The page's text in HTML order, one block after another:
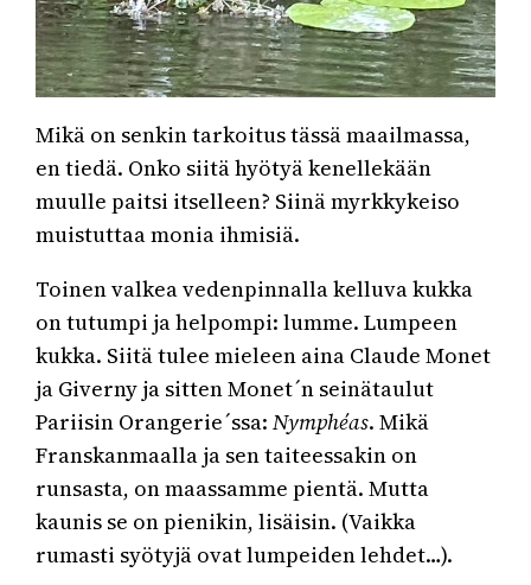
Mikä on senkin tarkoitus tässä maailmassa,
en tiedä. Onko siitä hyötyä kenellekään
muulle paitsi itselleen? Siinä myrkkykeiso
muistuttaa monia ihmisiä.
Toinen valkea vedenpinnalla kelluva kukka
on tutumpi ja helpompi: lumme. Lumpeen
kukka. Siitä tulee mieleen aina Claude Monet
ja Giverny ja sitten Monet´n seinätaulut
Pariisin Orangerie´ssa:Nymphéas. Mikä
Franskanmaalla ja sen taiteessakin on
runsasta, on maassamme pientä. Mutta
kaunis se on pienikin, lisäisin. (Vaikka
rumasti syötyjä ovat lumpeiden lehdet…).